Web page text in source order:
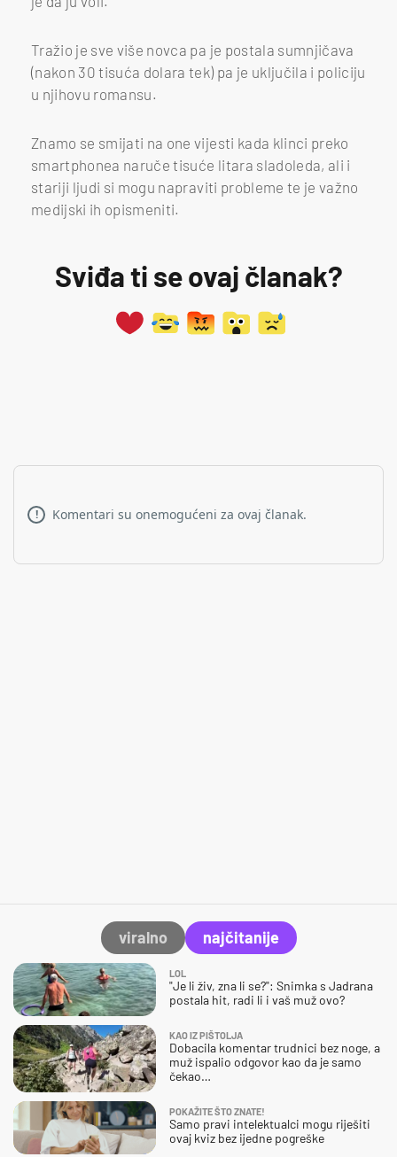
Tražio je sve više novca pa je postala sumnjičava
(nakon 30 tisuća dolara tek) pa je uključila i policiju
u njihovu romansu.
Znamo se smijati na one vijesti kada klinci preko
smartphonea naruče tisuće litara sladoleda, ali i
stariji ljudi si mogu napraviti probleme te je važno
medijski ih opismeniti.
Sviđa ti se ovaj članak?
! Komentari su onemogućeni za ovaj članak.
viralno najčitanije
LOL
"Je li živ, zna li se?": Snimka s Jadrana
postala hit, radi li i vaš muž ovo?
KAO IZ PIŠTOLJA
Dobacila komentar trudnici bez noge, a
muž ispalio odgovor kao da je samo
čekao…
POKAŽITE ŠTO ZNATE!
Samo pravi intelektualci mogu riješiti
ovaj kviz bez ijedne pogreške